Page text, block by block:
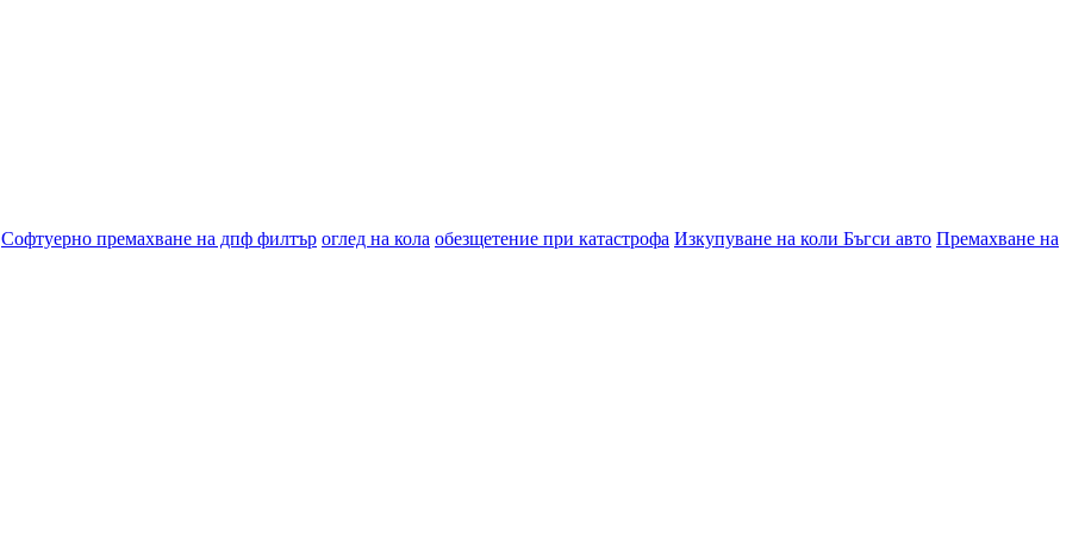
Софтуерно премахване на дпф филтър оглед на кола обезщетение при катастрофа Изкупуване на коли Бъгси авто Премахване на